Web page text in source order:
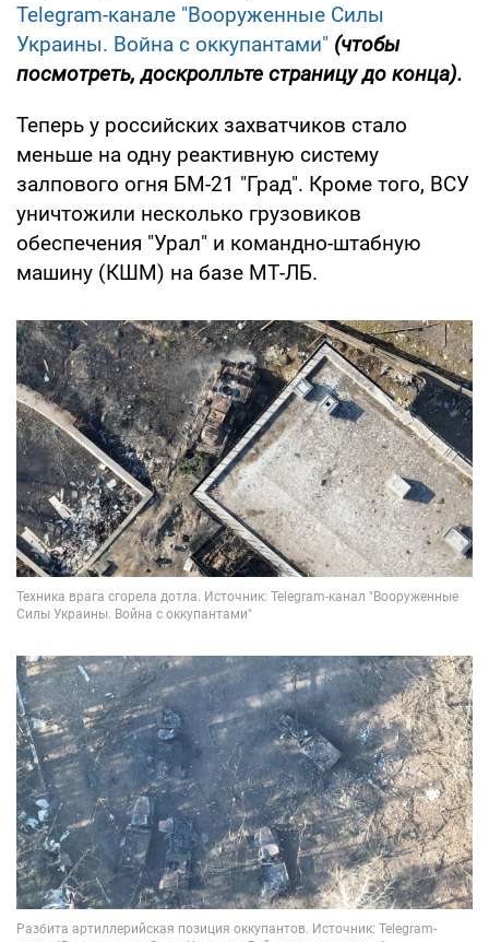
Telegram-канале "Вооруженные Силы
Украины. Война с оккупантами" (чтобы
посмотреть, доскролльте страницу до конца).
Теперь у российских захватчиков стало
меньше на одну реактивную систему
залпового огня БМ-21 "Град". Кроме того, ВСУ
уничтожили несколько грузовиков
обеспечения "Урал" и командно-штабную
машину (КШМ) на базе МТ-ЛБ.